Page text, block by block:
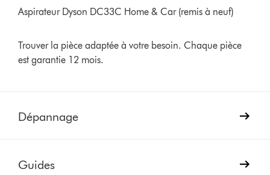
Aspirateur Dyson DC33C Home & Car (remis à neuf)
Trouver la pièce adaptée à votre besoin. Chaque pièce
est garantie 12 mois.
Dépannage
Guides